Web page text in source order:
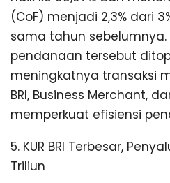
(CoF) menjadi 2,3% dari
sama tahun sebelumnya.
pendanaan tersebut
meningkatnya transaksi
BRI, Business Merchant,
memperkuat efisiensi
5. KUR BRI Terbesar,
Triliun